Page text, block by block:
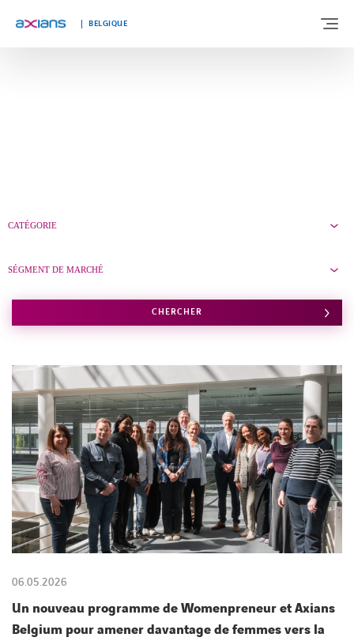
BELGIQUE
ACTUALITÉS
CONTACT
CATÉGORIE
SÉGMENT DE MARCHÉ
CHERCHER
06.05.2026
Un nouveau programme de Womenpreneur et Axians
Belgium pour amener davantage de femmes vers la